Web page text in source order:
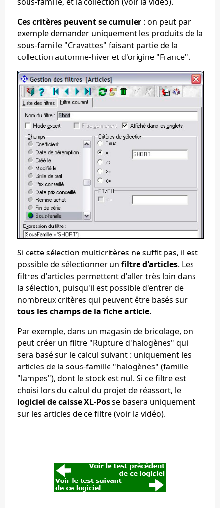
Ces critères peuvent se cumuler : on peut par
exemple demander uniquement les produits de la
sous-famille "Cravattes" faisant partie de la
collection automne-hiver et d'origine "France".
Si cette sélection multicritères ne suffit pas, il est
possible de sélectionner un filtre d'articles. Les
filtres d'articles permettent d'aller très loin dans
la sélection, puisqu'il est possible d'entrer de
nombreux critères qui peuvent être basés sur
tous les champs de la fiche article.
Par exemple, dans un magasin de bricolage, on
peut créer un filtre "Rupture d'halogènes" qui
sera basé sur le calcul suivant : uniquement les
articles de la sous-famille "halogènes" (famille
"lampes"), dont le stock est nul. Si ce filtre est
choisi lors du calcul du projet de réassort, le
logiciel de caisse XL-Posse basera uniquement
sur les articles de ce filtre (voir la vidéo).